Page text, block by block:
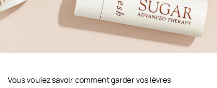
Vous voulez savoir comment garder vos lèvres